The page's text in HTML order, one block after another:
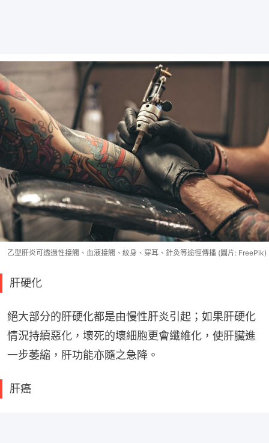
乙型肝炎可透過性接觸、血液接觸、紋身、穿耳、針灸等途徑傳播 (圖片: FreePik)
肝硬化
絕大部分的肝硬化都是由慢性肝炎引起；如果肝硬化
情況持續惡化，壞死的壞細胞更會纖維化，使肝臟進
一步萎縮，肝功能亦隨之急降。
肝癌